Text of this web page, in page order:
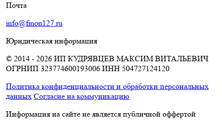
Почта
info@finon127.ru
Юридическая информация
© 2014 - 2026 ИП КУДРЯВЦЕВ МАКСИМ ВИТАЛЬЕВИЧ
ОГРНИП 323774600193006 ИНН 504727124120
Политика конфиденциальности и обработки персональных
данных Согласие на коммуникацию
Информация на сайте не является публичной оффертой